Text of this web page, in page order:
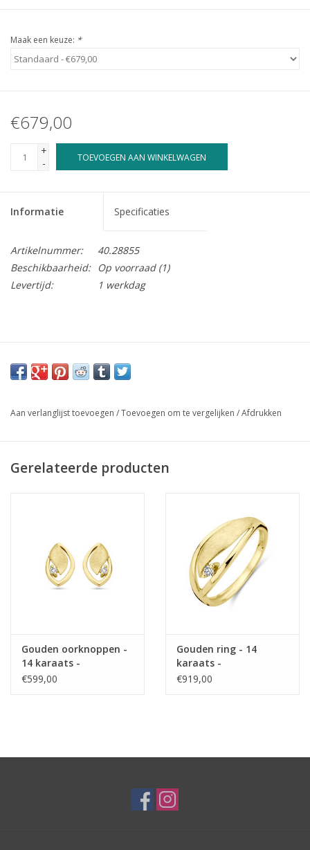
Maak een keuze: *
€679,00
+
-
TOEVOEGEN AAN WINKELWAGEN
Informatie Specificaties
Artikelnummer:
40.28855
Beschikbaarheid:
Op voorraad(1)
Levertijd:
1 werkdag
Aan verlanglijst toevoegen /Toevoegen om te vergelijken /Afdrukken
Gerelateerde producten
Gouden oorknoppen -
14 karaats -
Mat/glanzend -
€599,00
Gouden ring - 14
karaats -
Mat/glanzend -
€919,00